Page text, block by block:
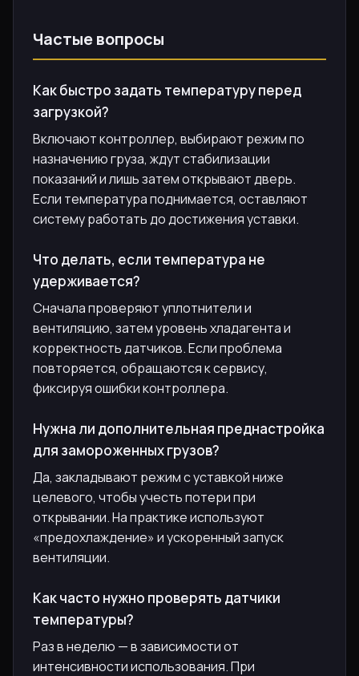
Частые вопросы
Как быстро задать температуру перед
загрузкой?
Включают контроллер, выбирают режим по
назначению груза, ждут стабилизации
показаний и лишь затем открывают дверь.
Если температура поднимается, оставляют
систему работать до достижения уставки.
Что делать, если температура не
удерживается?
Сначала проверяют уплотнители и
вентиляцию, затем уровень хладагента и
корректность датчиков. Если проблема
повторяется, обращаются к сервису,
фиксируя ошибки контроллера.
Нужна ли дополнительная преднастройка
для замороженных грузов?
Да, закладывают режим с уставкой ниже
целевого, чтобы учесть потери при
открывании. На практике используют
«предохлаждение» и ускоренный запуск
вентиляции.
Как часто нужно проверять датчики
температуры?
Раз в неделю — в зависимости от
интенсивности использования. При